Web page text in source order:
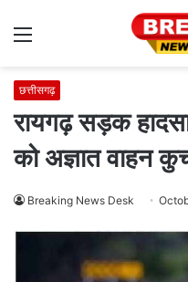
Menu
छत्तीसगढ़
रायगढ़ सड़क
को अज्ञात वाहन
Breaking News Desk